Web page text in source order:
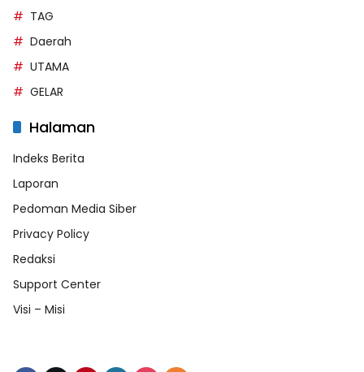
TAG
Daerah
UTAMA
GELAR
Halaman
Indeks Berita
Laporan
Pedoman Media Siber
Privacy Policy
Redaksi
Support Center
Visi – Misi